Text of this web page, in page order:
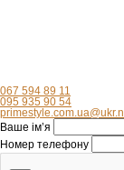
067 594 89 11
095 935 90 54
Ваше ім’я
Номер телефону